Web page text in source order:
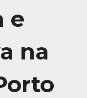
e
na